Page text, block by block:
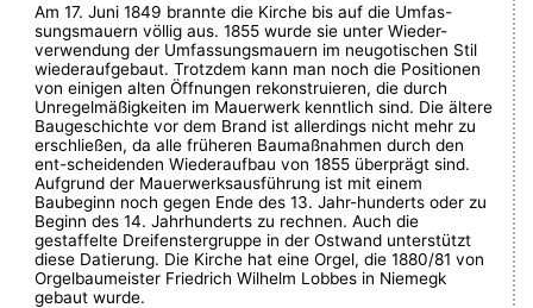
Am 17. Juni 1849 brannte die Kirche bis auf die Umfas-
sungsmauern völlig aus. 1855 wurde sie unter Wieder-
verwendung der Umfassungsmauern im neugotischen Stil
wiederaufgebaut. Trotzdem kann man noch die Positionen
von einigen alten Öffnungen rekonstruieren, die durch
Unregelmäßigkeiten im Mauerwerk kenntlich sind. Die ältere
Baugeschichte vor dem Brand ist allerdings nicht mehr zu
erschließen, da alle früheren Baumaßnahmen durch den
ent-scheidenden Wiederaufbau von 1855 überprägt sind.
Aufgrund der Mauerwerksausführung ist mit einem
Baubeginn noch gegen Ende des 13. Jahr-hunderts oder zu
Beginn des 14. Jahrhunderts zu rechnen. Auch die
gestaffelte Dreifenstergruppe in der Ostwand unterstützt
diese Datierung. Die Kirche hat eine Orgel, die 1880/81 von
Orgelbaumeister Friedrich Wilhelm Lobbes in Niemegk
gebaut wurde.